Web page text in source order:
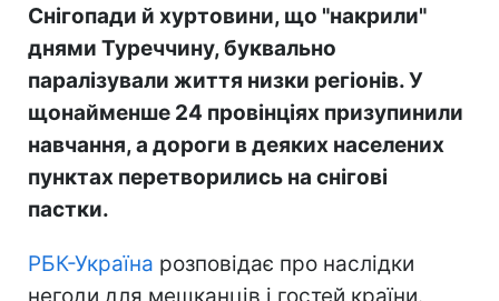
Снігопади й хуртовини, що "накрили"
днями Туреччину, буквально
паралізували життя низки регіонів. У
щонайменше 24 провінціях призупинили
навчання, а дороги в деяких населених
пунктах перетворились на снігові
пастки.
РБК-Україна розповідає про наслідки
негоди для мешканців і гостей країни.